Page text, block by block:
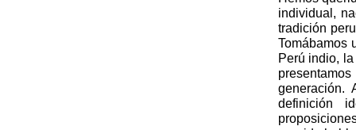
individual,
tradición
Tomábamos
Perú indio,
definición